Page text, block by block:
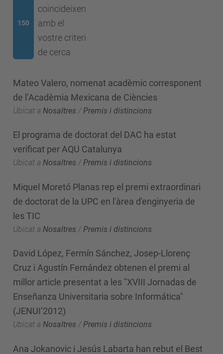
150
coincideixen
amb el
vostre criteri
de cerca
Mateo Valero, nomenat acadèmic corresponent
de l’Acadèmia Mexicana de Ciències
Ubicat a Nosaltres / Premis i distincions
El programa de doctorat del DAC ha estat
verificat per AQU Catalunya
Ubicat a Nosaltres /Premis i distincions
Miquel Moretó Planas rep el premi extraordinari
de doctorat de la UPC en l'àrea d'enginyeria de
les TIC
Ubicat a Nosaltres / Premis i distincions
David López, Fermín Sánchez, Josep-Llorenç
Cruz i Agustín Fernández obtenen el premi al
millor article presentat a les "XVIII Jornadas de
Enseñanza Universitaria sobre Informática"
(JENUI’2012)
Ubicat a Nosaltres /Premis i distincions
Ana Jokanovic i Jesús Labarta han rebut el Best